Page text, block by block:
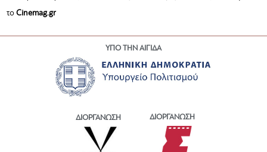
τοCinemag.gr
ΥΠΟ ΤΗΝ ΑΙΓΙΔΑ
ΔΙΟΡΓΑΝΩΣΗ ΔΙΟΡΓΑΝΩΣΗ